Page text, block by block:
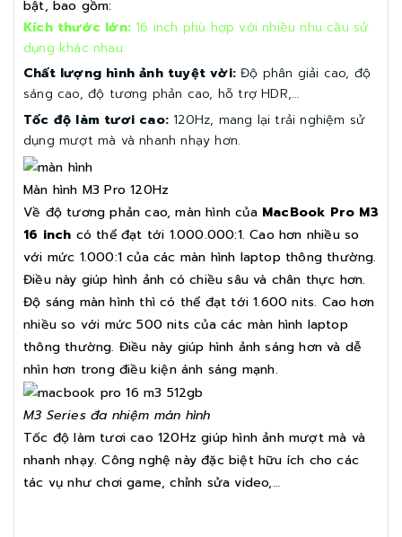
bật, bao gồm:
Kích thước lớn: 16 inch phù hợp với nhiều nhu cầu sử
dụng khác nhau.
Chất lượng hình ảnh tuyệt vời: Độ phân giải cao, độ
sáng cao, độ tương phản cao, hỗ trợ HDR,…
Tốc độ làm tươi cao: 120Hz, mang lại trải nghiệm sử
dụng mượt mà và nhanh nhạy hơn.
Màn hình M3 Pro 120Hz
Về độ tương phản cao, màn hình của MacBook Pro M3
16 inch có thể đạt tới 1.000.000:1. Cao hơn nhiều so
với mức 1.000:1 của các màn hình laptop thông thường.
Điều này giúp hình ảnh có chiều sâu và chân thực hơn.
Độ sáng màn hình thì có thể đạt tới 1.600 nits. Cao hơn
nhiều so với mức 500 nits của các màn hình laptop
thông thường. Điều này giúp hình ảnh sáng hơn và dễ
nhìn hơn trong điều kiện ánh sáng mạnh.
M3 Series đa nhiệm màn hình
Tốc độ làm tươi cao 120Hz giúp hình ảnh mượt mà và
nhanh nhạy. Công nghệ này đặc biệt hữu ích cho các
tác vụ như chơi game, chỉnh sửa video,…